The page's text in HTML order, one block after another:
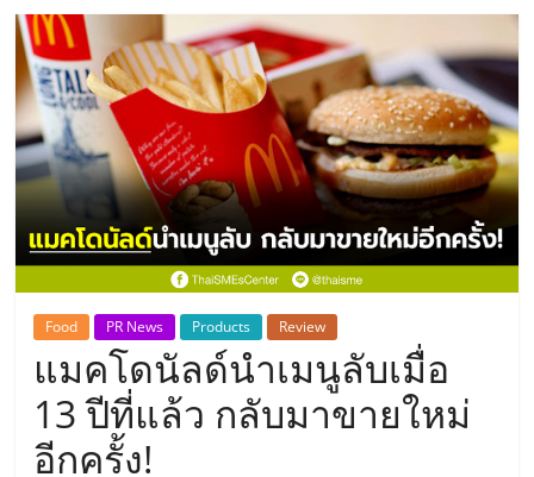
แห่ง
ประเทศไทย,
ThaiSMEsCenter,
รวม
ธุรกิจ
เอ
ส
Food PR News Products Review
แมคโดนัลด์นำเมนูลับเมื่อ
13 ปีที่แล้ว กลับมาขายใหม่
อีกครั้ง!